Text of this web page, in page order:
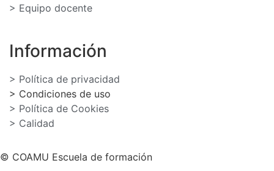
> Equipo docente
Información
> Política de privacidad
> Condiciones de uso
> Política de Cookies
> Calidad
© COAMU Escuela de formación